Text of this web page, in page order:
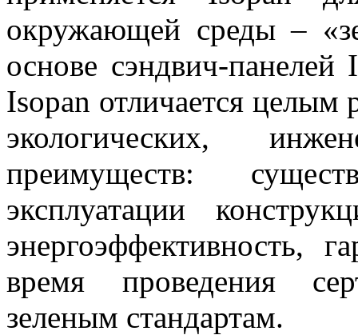
окружающей среды –
основе сэндвич-
Isopan отличается
экологических,
преимуществ:
эксплуатации
энергоэффективность,
время проведения
зеленым стандартам.